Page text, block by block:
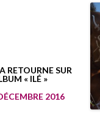
RETOURNE SUR
« ILÉ »
2016